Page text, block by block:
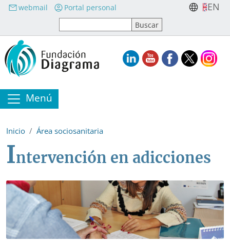
Pasar al contenido principal
webmail Portal personal EN
Menú
Inicio Área sociosanitaria
Intervención en adicciones